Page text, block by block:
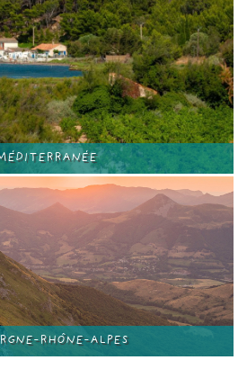
RHÔNE-ALPES